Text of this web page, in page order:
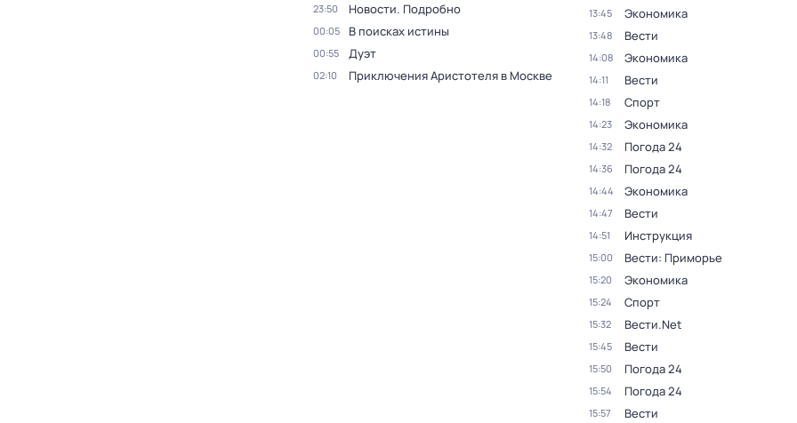
23:50 Новости. Подробно
00:05 В поисках истины
00:55 Дуэт
02:10 Приключения Аристотеля в Москве
13:45 Экономика
13:48 Вести
14:08 Экономика
14:11 Вести
14:18 Спорт
14:23 Экономика
14:32 Погода 24
14:36 Погода 24
14:44 Экономика
14:47 Вести
14:51 Инструкция
15:00 Вести: Приморье
15:20 Экономика
15:24 Спорт
15:32 Вести.Net
15:45 Вести
15:50 Погода 24
15:54 Погода 24
15:57 Вести